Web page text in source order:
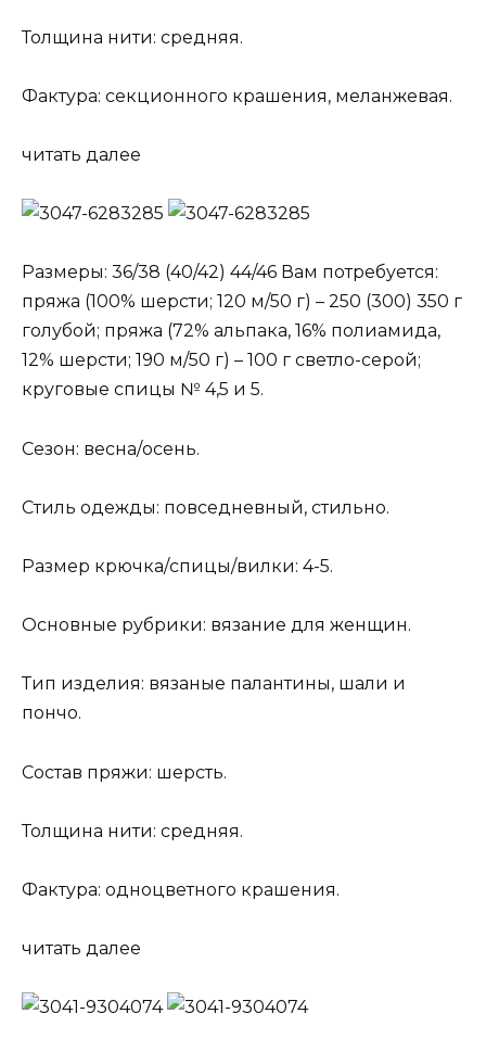
Толщина нити: средняя.
Фактура: секционного крашения, меланжевая.
читать далее
Размеры: 36/38 (40/42) 44/46 Вам потребуется:
пряжа (100% шерсти; 120 м/50 г) – 250 (300) 350 г
голубой; пряжа (72% альпака, 16% полиамида,
12% шерсти; 190 м/50 г) – 100 г светло-серой;
круговые спицы № 4,5 и 5.
Сезон: весна/осень.
Стиль одежды: повседневный, стильно.
Размер крючка/спицы/вилки: 4-5.
Основные рубрики: вязание для женщин.
Тип изделия: вязаные палантины, шали и
пончо.
Состав пряжи: шерсть.
Толщина нити: средняя.
Фактура: одноцветного крашения.
читать далее